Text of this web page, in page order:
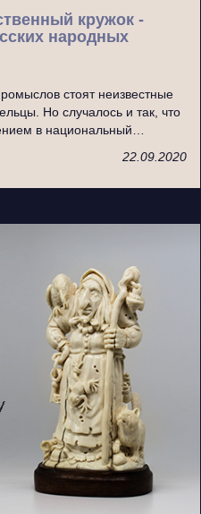
кружок -
народных
стоят неизвестные
Но случалось и так, что
в национальный…
22.09.2020